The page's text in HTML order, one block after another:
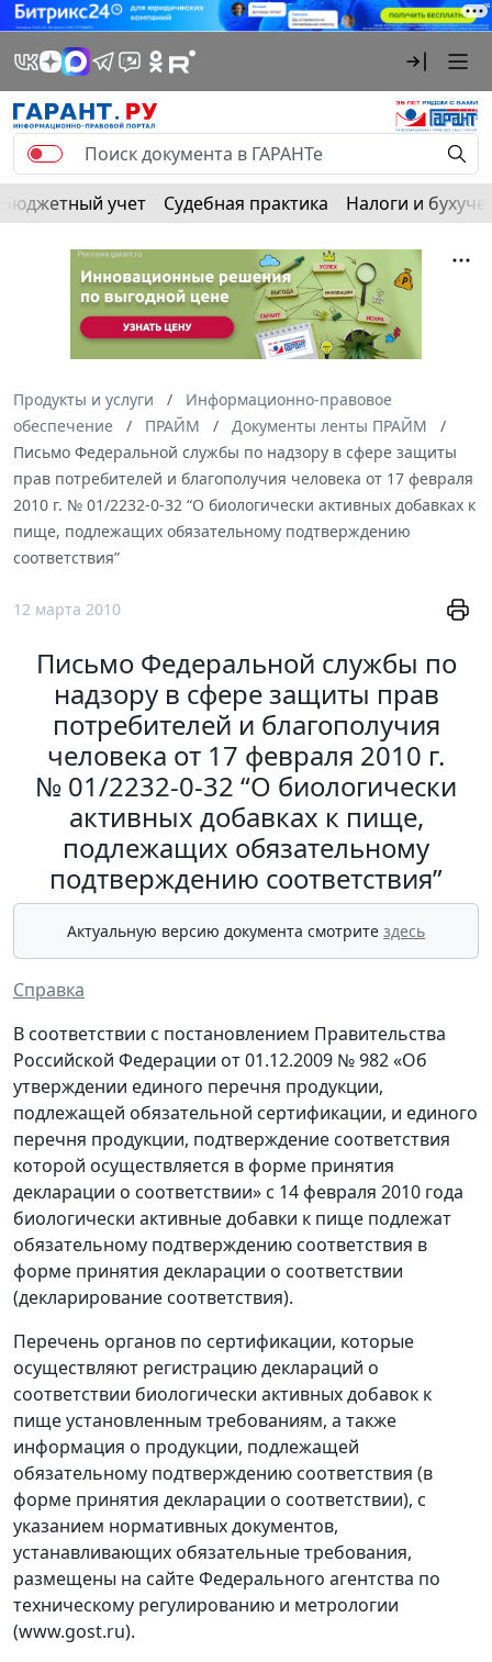
Бюджетный учет Судебная практика Налоги и
Продукты и услуги
Информационно-правовое
обеспечение
ПРАЙМ
Документы ленты ПРАЙМ
Письмо Федеральной службы по надзору в сфере защиты
прав потребителей и благополучия человека от 17 февраля
2010 г. № 01/2232-0-32 “О биологически активных добавках к
пище, подлежащих обязательному подтверждению
соответствия”
12 марта 2010
Письмо Федеральной службы по
надзору в сфере защиты прав
потребителей и благополучия
человека от 17 февраля 2010 г.
№ 01/2232-0-32 “О биологически
активных добавках к пище,
подлежащих обязательному
подтверждению соответствия”
Актуальную версию документа смотрите здесь
Справка
В соответствии с постановлением Правительства
Российской Федерации от 01.12.2009 № 982 «Об
утверждении единого перечня продукции,
подлежащей обязательной сертификации, и единого
перечня продукции, подтверждение соответствия
которой осуществляется в форме принятия
декларации о соответствии» с 14 февраля 2010 года
биологически активные добавки к пище подлежат
обязательному подтверждению соответствия в
форме принятия декларации о соответствии
(декларирование соответствия).
Перечень органов по сертификации, которые
осуществляют регистрацию деклараций о
соответствии биологически активных добавок к
пище установленным требованиям, а также
информация о продукции, подлежащей
обязательному подтверждению соответствия (в
форме принятия декларации о соответствии), с
указанием нормативных документов,
устанавливающих обязательные требования,
размещены на сайте Федерального агентства по
техническому регулированию и метрологии
(www.gost.ru).